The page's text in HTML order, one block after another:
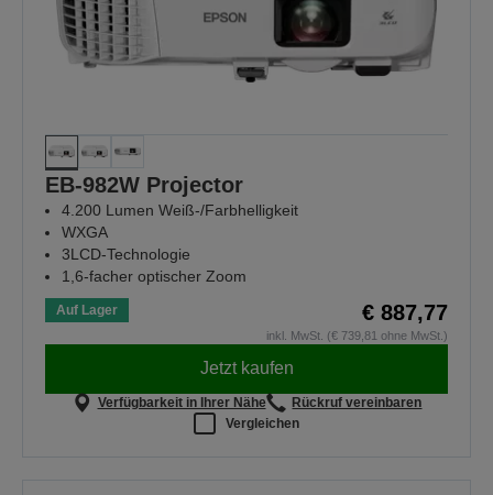
EB-982W Projector
4.200 Lumen Weiß-/Farbhelligkeit
WXGA
3LCD-Technologie
1,6-facher optischer Zoom
Auf Lager € 887,77
inkl. MwSt. (€ 739,81 ohne MwSt.)
Jetzt kaufen
Verfügbarkeit in Ihrer Nähe
Rückruf vereinbaren
Vergleichen